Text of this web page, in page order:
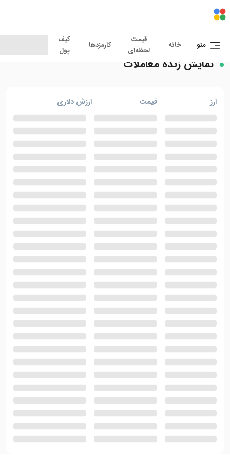
منو خانه
قیمت
لحظه‌ای
کارمزدها
کیف
پول
منو خانه
قیمت
لحظه‌ای
کارمزدها
کیف
پول
نمایش زنده معاملات
ارز قیمت ارزش دلاری